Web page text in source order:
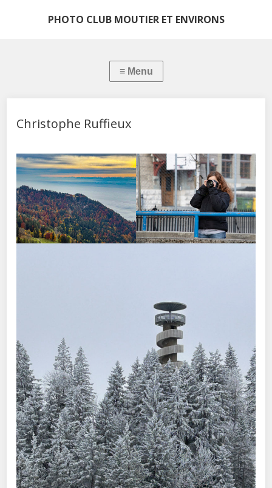
PHOTO CLUB MOUTIER ET ENVIRONS
Christophe Ruffieux